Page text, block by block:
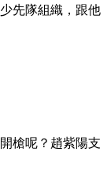
先隊組織，跟他
槍呢？趙紫陽支